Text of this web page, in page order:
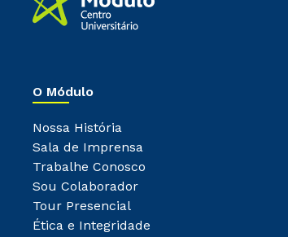
O Módulo
Nossa História
Sala de Imprensa
Trabalhe Conosco
Sou Colaborador
Tour Presencial
Ética e Integridade